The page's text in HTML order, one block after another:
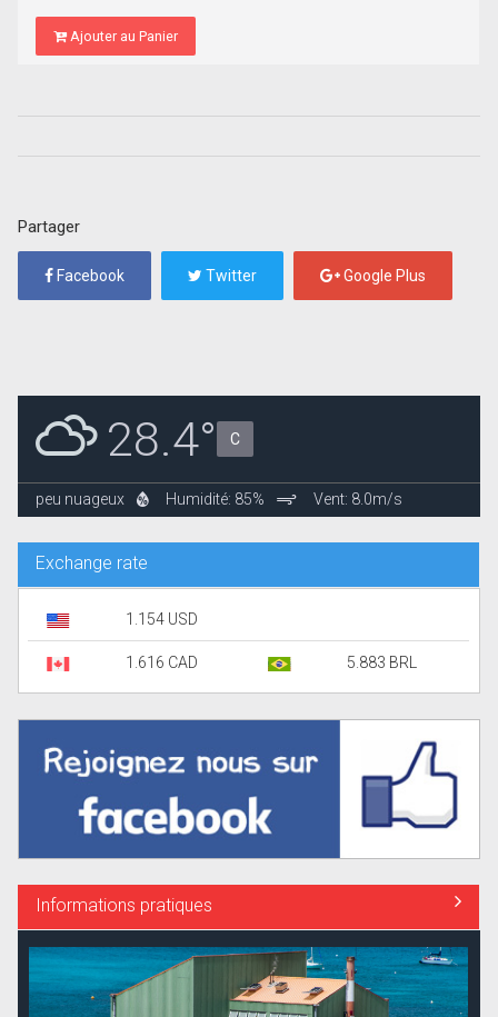
Ajouter au Panier
Partager
Facebook Twitter Google Plus
28.4° C
peu nuageux Humidité: 85% Vent: 8.0m/s
Exchange rate
1.154 USD
1.616 CAD 5.883 BRL
Informations pratiques